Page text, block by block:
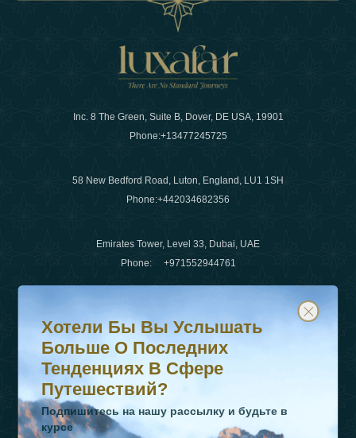
Inc. 8 The Green, Suite B, Dover, DE USA, 19901
Phone:+13477245725
58 New Bedford Road, Luton, England, LU1 1SH
Phone:+442034682356
Emirates Tower, Level 33, Dubai, UAE
Phone: +971552944761
WhatsApp Нет :+442034682356
+971552944761
Хотели бы вы услышать больше о последних
Подпишитесь на нашу рассылку и будьте в курсе
Хотели Бы Вы Услышать
Больше О Последних
Тенденциях В Сфере
Путешествий?
Подпишитесь на нашу рассылку и будьте в
курсе